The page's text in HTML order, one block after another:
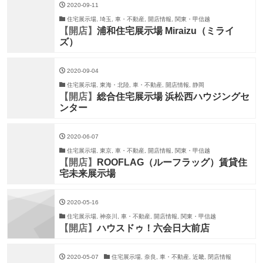
2020-09-11
住宅展示場, 埼玉, 車・不動産, 開店情報, 関東・甲信越
【開店】 浦和住宅展示場 Miraizu（ミライ
ズ）
2020-09-04
住宅展示場, 東海・北陸, 車・不動産, 開店情報, 静岡
【開店】 総合住宅展示場 浜松西ハウジングセ
ンター
2020-06-07
住宅展示場, 東京, 車・不動産, 開店情報, 関東・甲信越
【開店】
ROOFLAG（ルーフラッグ）賃貸住
宅未来展示場
2020-05-16
住宅展示場, 神奈川, 車・不動産, 開店情報, 関東・甲信越
【開店】ハウスドゥ！六会日大前店
2020-05-07 住宅展示場, 奈良, 車・不動産, 近畿, 閉店情報